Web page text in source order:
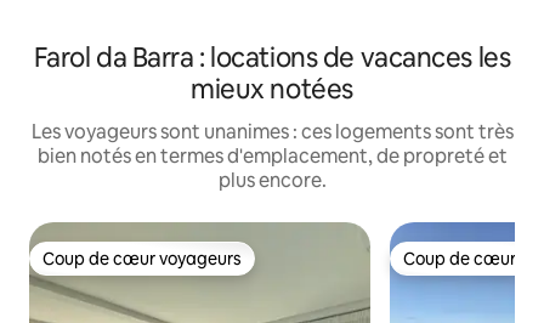
Farol da Barra : locations de vacances les
mieux notées
Les voyageurs sont unanimes : ces logements sont très
bien notés en termes d'emplacement, de propreté et
plus encore.
Coup de cœur voyageurs
Coup de cœur voyageurs Coup de cœur
Coup de cœur